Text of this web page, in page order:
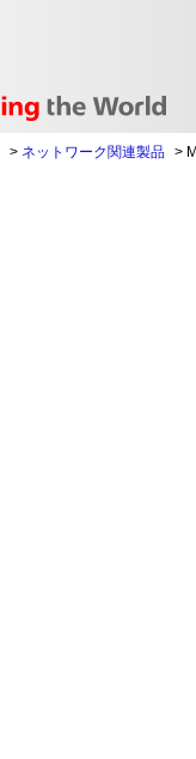
> ネットワーク関連製品 >